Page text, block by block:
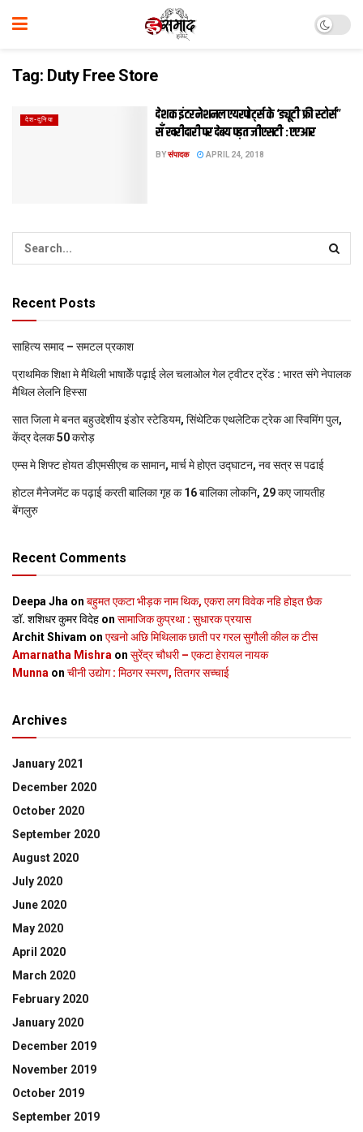
Tag: Duty Free Store
देश-दुनिया
देशक इंटरनेशनल एयरपोर्ट्स के ‘ड्यूटी फ्री स्टोर्स”
सँ खरीदारी पर देबय पड़त जीएसटी : एएआर
BYसंपादक APRIL 24, 2018
Recent Posts
साहित्य समाद – समटल प्रकाश
प्राथमिक शि‍क्षा मे मैथि‍ली भाषाकेँ पढ़ाई लेल चलाओल गेल ट्वीटर ट्रेंड : भारत संगे नेपालक
मैथिल लेलनि हिस्सा
सात जिला मे बनत बहुउद्देशीय इंडोर स्‍टेडि‍यम, सिंथेटिक एथलेटिक ट्रेक आ स्विमिंग पुल,
केंद्र देलक 50 करोड़
एम्स मे शिफ्ट होयत डीएमसीएच क सामान, मार्च मे होएत उद्घाटन, नव सत्र स पढाई
होटल मैनेजमेंट क पढ़ाई करती बालिका गृह क 16 बालिका लोकनि, 29 कए जायतीह
बेंगलुरु
Recent Comments
Deepa Jha on बहुमत एकटा भीड़क नाम थिक, एकरा लग विवेक नहि होइत छैक
डॉ. शशिधर कुमर विदेह on सामाजिक कुप्रथा : सुधारक प्रयास
Archit Shivam on एखनो अछि मिथिलाक छाती पर गरल सुगौली कील क टीस
Amarnatha Mishra on सुरेंद्र चौधरी – एकटा हेरायल नायक
Munna on चीनी उद्योग : मिठगर स्‍मरण, तितगर सच्‍चाई
Archives
January 2021
December 2020
October 2020
September 2020
August 2020
July 2020
June 2020
May 2020
April 2020
March 2020
February 2020
January 2020
December 2019
November 2019
October 2019
September 2019